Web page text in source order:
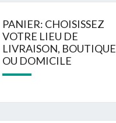
PANIER: CHOISISSEZ
VOTRE LIEU DE
LIVRAISON, BOUTIQUE
OU DOMICILE